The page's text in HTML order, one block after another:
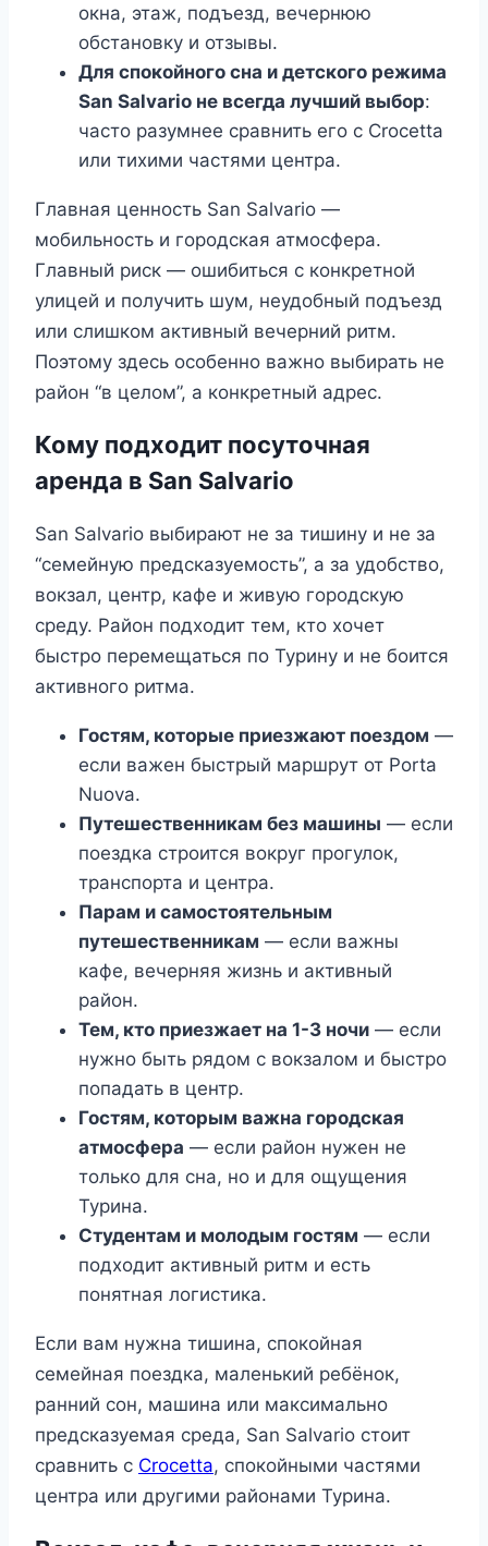
окна, этаж, подъезд, вечернюю
обстановку и отзывы.
Для спокойного сна и детского режима
San Salvario не всегда лучший выбор:
часто разумнее сравнить его с Crocetta
или тихими частями центра.
Главная ценность San Salvario —
мобильность и городская атмосфера.
Главный риск — ошибиться с конкретной
улицей и получить шум, неудобный подъезд
или слишком активный вечерний ритм.
Поэтому здесь особенно важно выбирать не
район “в целом”, а конкретный адрес.
Кому подходит посуточная
аренда в San Salvario
San Salvario выбирают не за тишину и не за
“семейную предсказуемость”, а за удобство,
вокзал, центр, кафе и живую городскую
среду. Район подходит тем, кто хочет
быстро перемещаться по Турину и не боится
активного ритма.
Гостям, которые приезжают поездом —
если важен быстрый маршрут от Porta
Nuova.
Путешественникам без машины — если
поездка строится вокруг прогулок,
транспорта и центра.
Парам и самостоятельным
путешественникам — если важны
кафе, вечерняя жизнь и активный
район.
Тем, кто приезжает на 1-3 ночи — если
нужно быть рядом с вокзалом и быстро
попадать в центр.
Гостям, которым важна городская
атмосфера — если район нужен не
только для сна, но и для ощущения
Турина.
Студентам и молодым гостям — если
подходит активный ритм и есть
понятная логистика.
Если вам нужна тишина, спокойная
семейная поездка, маленький ребёнок,
ранний сон, машина или максимально
предсказуемая среда, San Salvario стоит
сравнить с Crocetta, спокойными частями
центра или другими районами Турина.